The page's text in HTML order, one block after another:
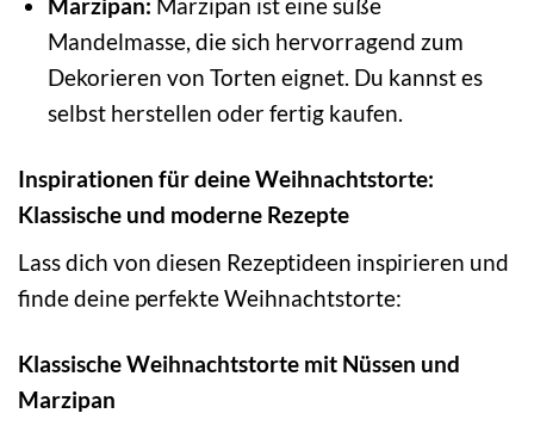
Marzipan: Marzipan ist eine süße
Mandelmasse, die sich hervorragend zum
Dekorieren von Torten eignet. Du kannst es
selbst herstellen oder fertig kaufen.
Inspirationen für deine Weihnachtstorte:
Klassische und moderne Rezepte
Lass dich von diesen Rezeptideen inspirieren und
finde deine perfekte Weihnachtstorte:
Klassische Weihnachtstorte mit Nüssen und
Marzipan